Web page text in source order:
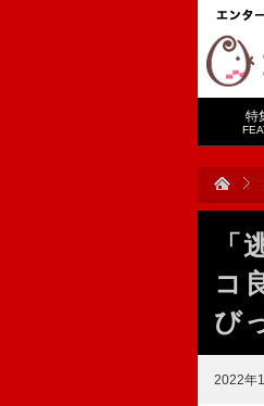
特
「
コ
び
2022年